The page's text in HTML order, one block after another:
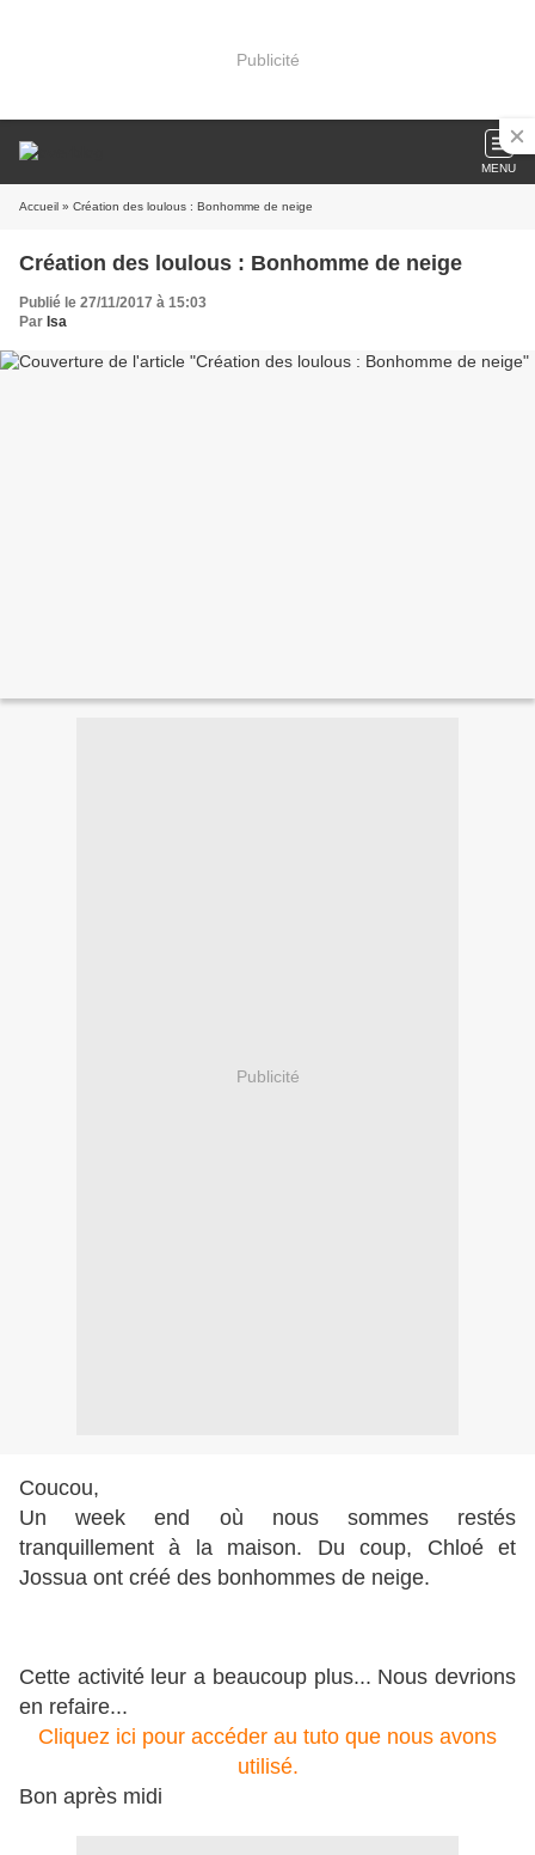
Publicité
MENU
Accueil » Création des loulous : Bonhomme de neige
Création des loulous : Bonhomme de neige
Publié le 27/11/2017 à 15:03
Par Isa
Publicité
Coucou,
Un week end où nous sommes restés
tranquillement à la maison. Du coup, Chloé et
Jossua ont créé des bonhommes de neige.
Cette activité leur a beaucoup plus... Nous devrions
en refaire...
Cliquez ici pour accéder au tuto que nous avons
utilisé.
Bon après midi